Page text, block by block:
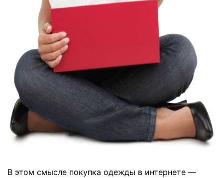
В этом смысле покупка одежды в интернете —